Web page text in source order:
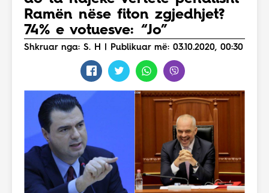
Ramën nëse fiton zgjedhjet?
74% e votuesve: “Jo”
Shkruar nga: S. H | Publikuar më: 03.10.2020, 00:30